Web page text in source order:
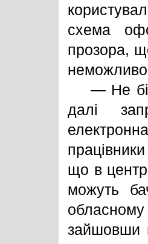
схема
прозора,
— Не
далі
що в
можуть
зайшовши